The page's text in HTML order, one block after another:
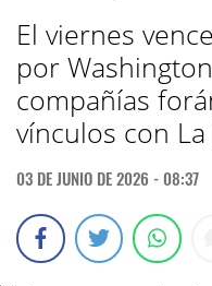
El viernes
por
compañías
vínculos con La
03 DE JUNIO DE 2026 - 08:37